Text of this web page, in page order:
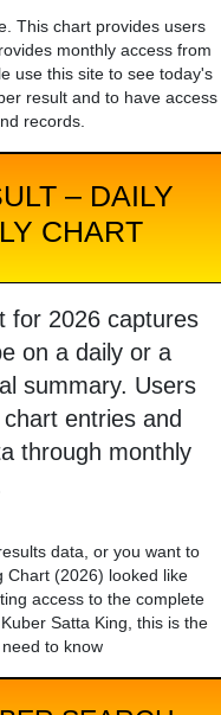
This chart provides users
monthly access from
use this site to see today's
result and to have access
records.
– DAILY
CHART
for 2026 captures
on a daily or a
summary. Users
entries and
through monthly
data, or you want to
Chart (2026) looked like
access to the complete
Satta King, this is the
to know